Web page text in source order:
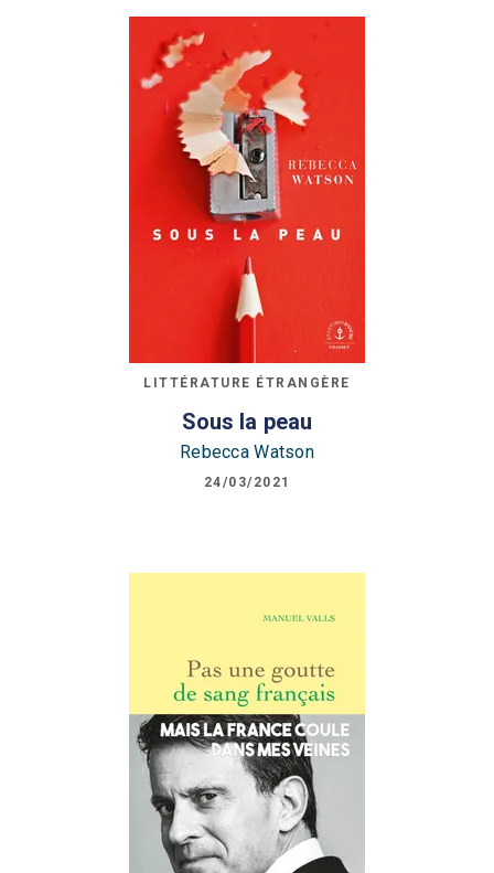
LITTÉRATURE ÉTRANGÈRE
Sous la peau
Rebecca Watson
24/03/2021